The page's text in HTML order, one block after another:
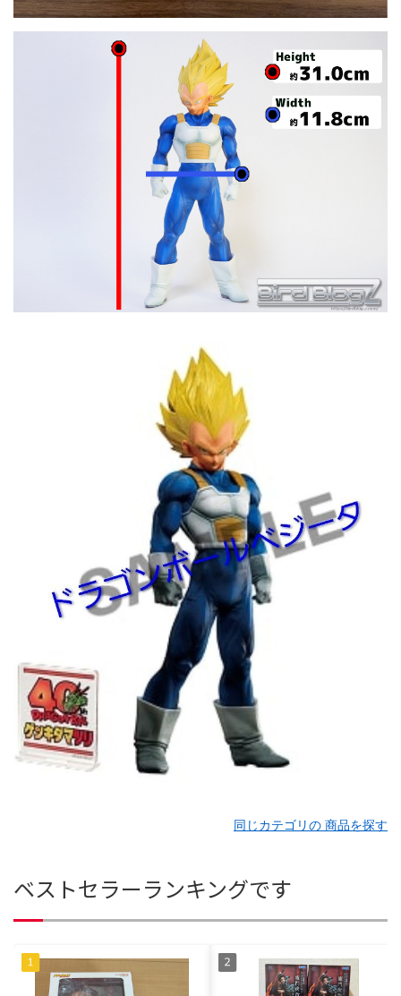
同じカテゴリの 商品を探す
ベストセラーランキングです